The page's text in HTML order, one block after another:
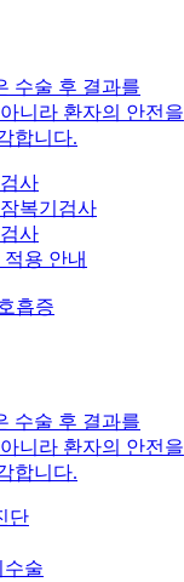
수술 후 결과를
니라 환자의 안전을
합니다.
사
복기검사
사
용 안내
흡증
수술 후 결과를
니라 환자의 안전을
합니다.
단
수술